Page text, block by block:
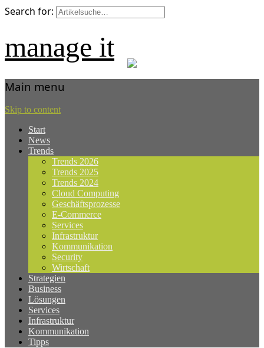
Search for:
manage it
Main menu
Skip to content
Start
News
Trends
Trends 2026
Trends 2025
Trends 2024
Cloud Computing
Geschäftsprozesse
E-Commerce
Services
Infrastruktur
Kommunikation
Security
Wirtschaft
Strategien
Business
Lösungen
Services
Infrastruktur
Kommunikation
Tipps